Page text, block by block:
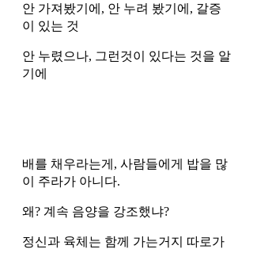
안 가져봤기에, 안 누려 봤기에, 갈증
이 있는 것
안 누렸으나, 그런것이 있다는 것을 알
기에
배를 채우라는게, 사람들에게 밥을 많
이 주라가 아니다.
왜? 계속 음양을 강조했냐?
정신과 육체는 함께 가는거지 따로가